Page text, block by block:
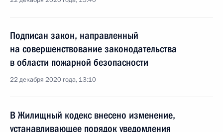
Подписан закон, направленный
на совершенствование законодательства
в области пожарной безопасности
22 декабря 2020 года, 13:10
В Жилищный кодекс внесено изменение,
устанавливающее порядок уведомления